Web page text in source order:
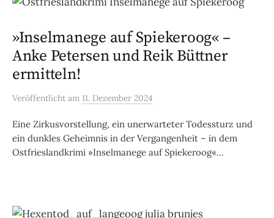
»Inselmanege auf Spiekeroog« –
Anke Petersen und Reik Büttner
ermitteln!
Veröffentlicht am 11. Dezember 2024
Eine Zirkusvorstellung, ein unerwarteter Todessturz und
ein dunkles Geheimnis in der Vergangenheit – in dem
Ostfrieslandkrimi »Inselmanege auf Spiekeroog«...